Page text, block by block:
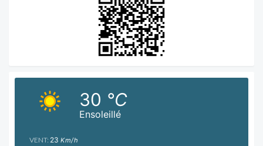
Ensoleillé
30 °C
VENT: 23 Km/h